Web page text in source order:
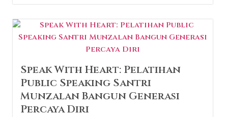
Speak With Heart: Pelatihan
Public Speaking Santri
Munzalan Bangun Generasi
Percaya Diri